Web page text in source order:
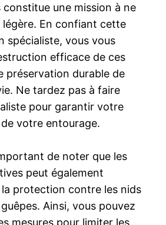
constitue une mission à ne
légère. En confiant cette
spécialiste, vous vous
efficace de ces
préservation durable de
Ne tardez pas à faire
pour garantir votre
votre entourage.
de noter que les
peut également
protection contre les nids
Ainsi, vous pouvez
mesures pour limiter les